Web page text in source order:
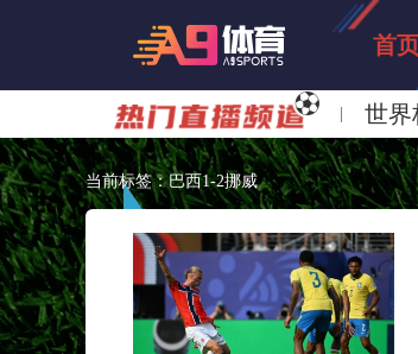
首
世界
欧洲
当前标签：巴西1-2挪威